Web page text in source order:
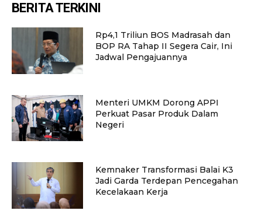
BERITA TERKINI
Rp4,1 Triliun BOS Madrasah dan
BOP RA Tahap II Segera Cair, Ini
Jadwal Pengajuannya
Menteri UMKM Dorong APPI
Perkuat Pasar Produk Dalam
Negeri
Kemnaker Transformasi Balai K3
Jadi Garda Terdepan Pencegahan
Kecelakaan Kerja